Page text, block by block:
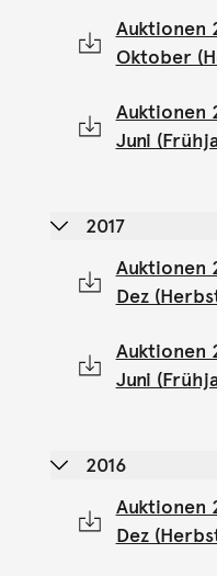
Auktionen
Oktober
Auktionen
Juni
2017
Auktionen
Dez
Auktionen
Juni
2016
Auktionen
Dez